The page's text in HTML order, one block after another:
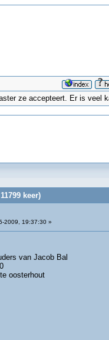
ze accepteert. Er is
keer)
2009, 19:37:30 »
van Jacob Bal
oosterhout